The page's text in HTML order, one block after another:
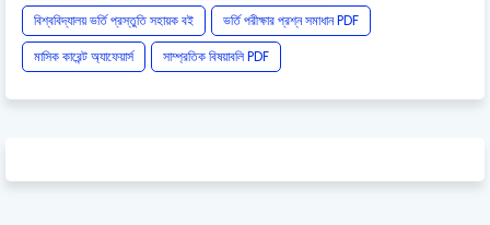
বিশ্ববিদ্যালয় ভর্তি প্রস্তুতি সহায়ক বই
ভর্তি পরীক্ষার প্রশ্ন সমাধান PDF
মাসিক কারেন্ট অ্যাফেয়ার্স
সাম্প্রতিক বিষয়াবলি PDF